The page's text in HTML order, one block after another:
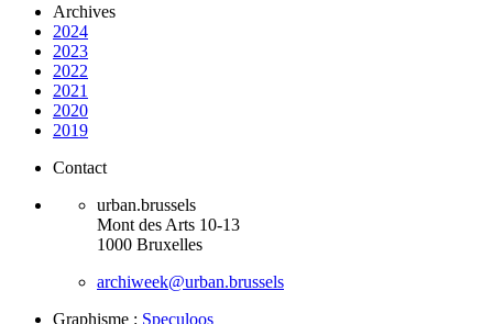
Archives
2024
2023
2022
2021
2020
2019
Contact
urban.brussels
Mont des Arts 10-13
1000 Bruxelles
archiweek@urban.brussels
Graphisme : Speculoos